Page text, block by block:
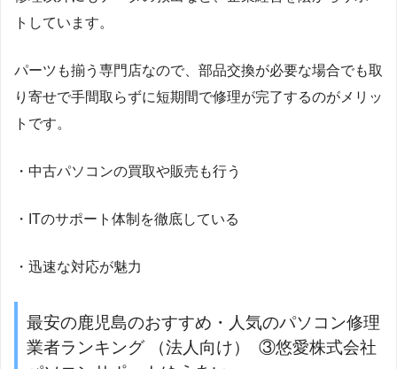
トしています。
パーツも揃う専門店なので、部品交換が必要な場合でも取
り寄せで手間取らずに短期間で修理が完了するのがメリッ
トです。
・中古パソコンの買取や販売も行う
・ITのサポート体制を徹底している
・迅速な対応が魅力
最安の鹿児島のおすすめ・人気のパソコン修理
業者ランキング （法人向け） ③悠愛株式会社